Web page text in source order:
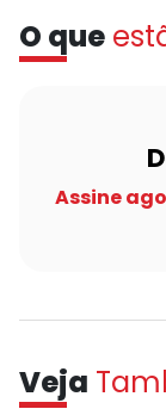
O que
Assine
Veja